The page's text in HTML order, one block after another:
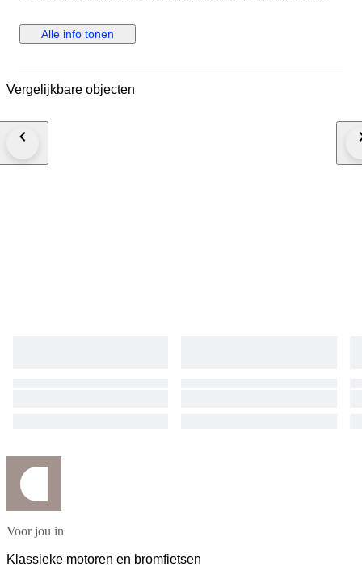
affidabile e pronta all'uso immediato Doppie chiavi di cui una nuova mai
usata In dotazione: Valigetta Kit di Vacuometri per sincronizzazione
Maggio 2026 Serbatoio originale grigio, sella originale con
configurazione 2+2, tappo serbatoio con astina, un tocco di rarità per
del "conservato" alla sicurezza di una meccanica curata
Alle info tonen
Vergelijkbare objecten
Voor jou in
Klassieke motoren en bromfietsen